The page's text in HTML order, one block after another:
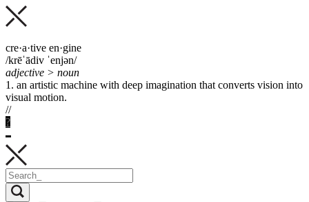
cre·a·tive en·gine
/krēˈādiv ˈenjən/
adjective > noun
1. an artistic machine with deep imagination that converts vision into
visual motion.
//
?